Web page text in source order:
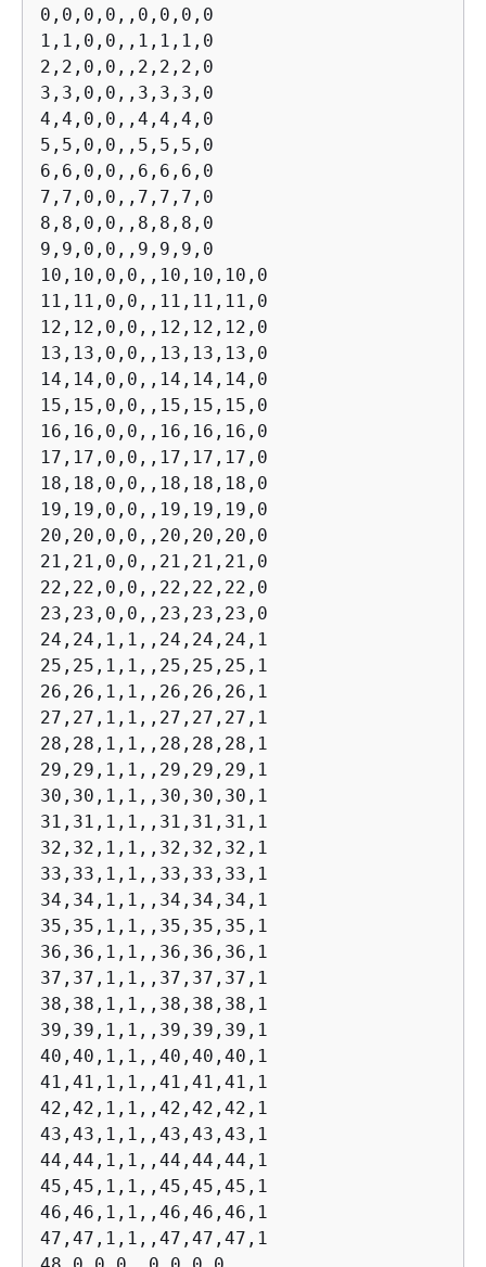
0,0,0,0,,0,0,0,0
1,1,0,0,,1,1,1,0
2,2,0,0,,2,2,2,0
3,3,0,0,,3,3,3,0
4,4,0,0,,4,4,4,0
5,5,0,0,,5,5,5,0
6,6,0,0,,6,6,6,0
7,7,0,0,,7,7,7,0
8,8,0,0,,8,8,8,0
9,9,0,0,,9,9,9,0
10,10,0,0,,10,10,10,0
11,11,0,0,,11,11,11,0
12,12,0,0,,12,12,12,0
13,13,0,0,,13,13,13,0
14,14,0,0,,14,14,14,0
15,15,0,0,,15,15,15,0
16,16,0,0,,16,16,16,0
17,17,0,0,,17,17,17,0
18,18,0,0,,18,18,18,0
19,19,0,0,,19,19,19,0
20,20,0,0,,20,20,20,0
21,21,0,0,,21,21,21,0
22,22,0,0,,22,22,22,0
23,23,0,0,,23,23,23,0
24,24,1,1,,24,24,24,1
25,25,1,1,,25,25,25,1
26,26,1,1,,26,26,26,1
27,27,1,1,,27,27,27,1
28,28,1,1,,28,28,28,1
29,29,1,1,,29,29,29,1
30,30,1,1,,30,30,30,1
31,31,1,1,,31,31,31,1
32,32,1,1,,32,32,32,1
33,33,1,1,,33,33,33,1
34,34,1,1,,34,34,34,1
35,35,1,1,,35,35,35,1
36,36,1,1,,36,36,36,1
37,37,1,1,,37,37,37,1
38,38,1,1,,38,38,38,1
39,39,1,1,,39,39,39,1
40,40,1,1,,40,40,40,1
41,41,1,1,,41,41,41,1
42,42,1,1,,42,42,42,1
43,43,1,1,,43,43,43,1
44,44,1,1,,44,44,44,1
45,45,1,1,,45,45,45,1
46,46,1,1,,46,46,46,1
47,47,1,1,,47,47,47,1